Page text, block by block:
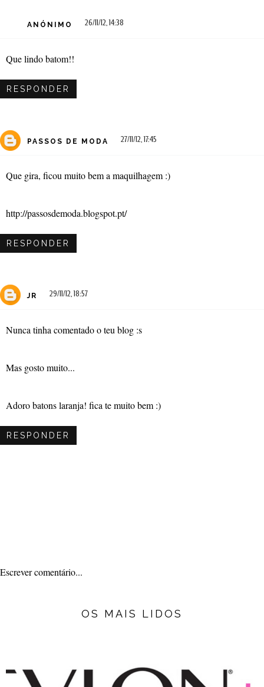
ANÓNIMO 26/11/12, 14:38
Que lindo batom!!
RESPONDER
PASSOS DE MODA 27/11/12, 17:45
Que gira, ficou muito bem a maquilhagem :)
http://passosdemoda.blogspot.pt/
RESPONDER
JR 29/11/12, 18:57
Nunca tinha comentado o teu blog :s
Mas gosto muito...
Adoro batons laranja! fica te muito bem :)
RESPONDER
Escrever comentário...
OS MAIS LIDOS